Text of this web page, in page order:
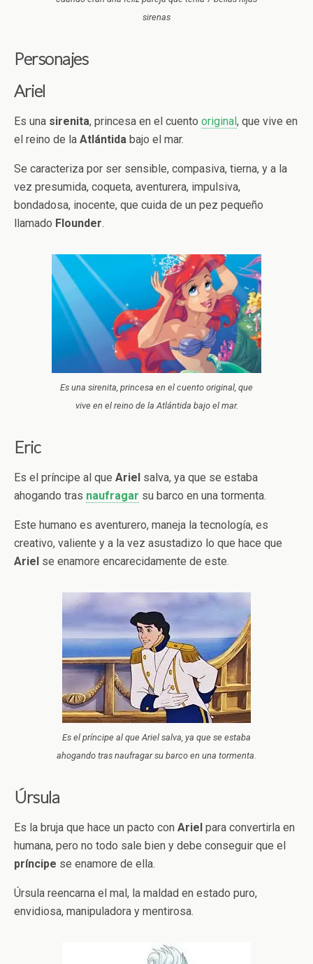
sirenas
Personajes
Ariel
Es una sirenita, princesa en el cuento original, que vive en
el reino de la Atlántida bajo el mar.
Se caracteriza por ser sensible, compasiva, tierna, y a la
vez presumida, coqueta, aventurera, impulsiva,
bondadosa, inocente, que cuida de un pez pequeño
llamado Flounder.
Es una sirenita, princesa en el cuento original, que
vive en el reino de la Atlántida bajo el mar.
Eric
Es el príncipe al que Ariel salva, ya que se estaba
ahogando tras naufragar su barco en una tormenta.
Este humano es aventurero, maneja la tecnología, es
creativo, valiente y a la vez asustadizo lo que hace que
Ariel se enamore encarecidamente de este.
Es el príncipe al que Ariel salva, ya que se estaba
ahogando tras naufragar su barco en una tormenta.
Úrsula
Es la bruja que hace un pacto con Ariel para convertirla en
humana, pero no todo sale bien y debe conseguir que el
príncipe se enamore de ella.
Úrsula reencarna el mal, la maldad en estado puro,
envidiosa, manipuladora y mentirosa.